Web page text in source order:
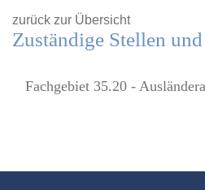
zurück zur Übersicht
Zuständige Stellen
Fachgebiet 35.20 -